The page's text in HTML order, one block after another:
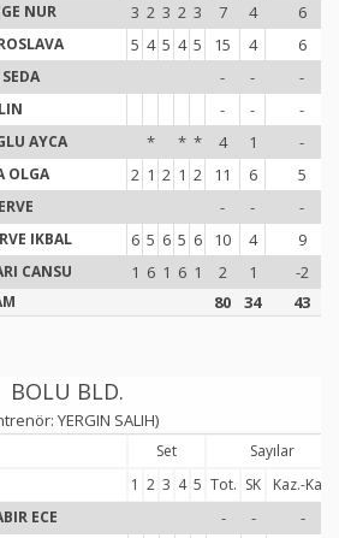
NUR 3 2 3 2 3 7 4 6
5 4 5 4 5 15 4 6
- - -
- - -
AYCA * * * 4 1 -
OLGA 2 1 2 1 2 11 6 5
- - -
IKBAL 6 5 6 5 6 10 4 9
CANSU 1 6 1 6 1 2 1 -2
80 34 43
BOLU BLD.
YERGIN SALIH)
Set
Sayılar
1 2 3 4 5 Tot. SK Kaz.-Kay.
ECE - - -